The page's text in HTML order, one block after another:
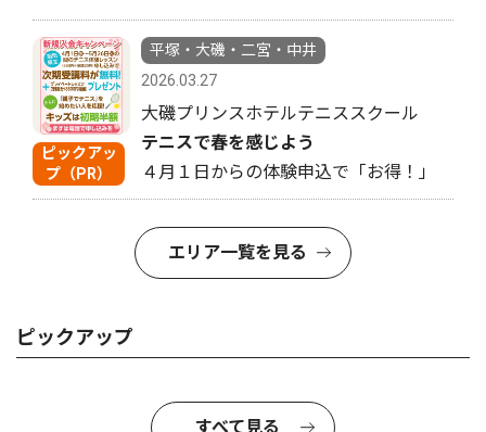
ピックアッ
プ（PR）
平塚・大磯・二宮・中井
2026.03.27
大磯プリンスホテルテニススクール
テニスで春を感じよう
４月１日からの体験申込で「お得！」
エリア一覧を見る
ピックアップ
すべて見る